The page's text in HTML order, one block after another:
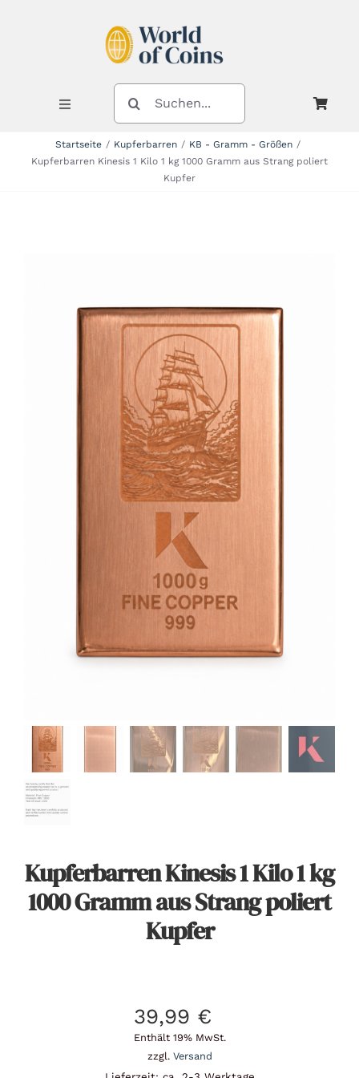
Toggle
Navigation
Angebote
Über Uns
Kontakt
Mein Konto
Warenkorb
SUCHE
NACH:
Startseite Kupferbarren
KB - Gramm - Größen
Kupferbarren Kinesis 1 Kilo 1 kg 1000 Gramm aus Strang poliert
Kupfer
Kupferbarren Kinesis 1 Kilo 1 kg
1000 Gramm aus Strang poliert
Kupfer
39,99 €
Enthält 19% MwSt.
zzgl. Versand